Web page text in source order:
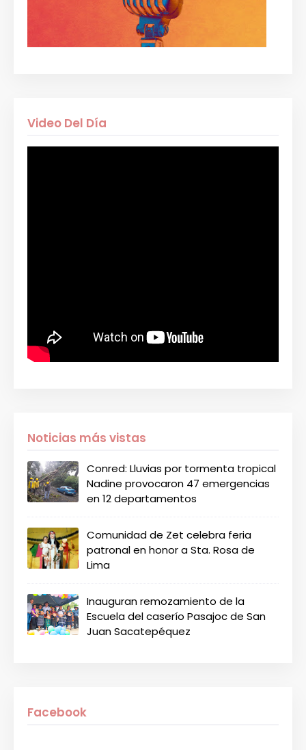
Video Del Día
Noticias más vistas
Conred: Lluvias por tormenta tropical
Nadine provocaron 47 emergencias
en 12 departamentos
Comunidad de Zet celebra feria
patronal en honor a Sta. Rosa de
Lima
Inauguran remozamiento de la
Escuela del caserío Pasajoc de San
Juan Sacatepéquez
Facebook